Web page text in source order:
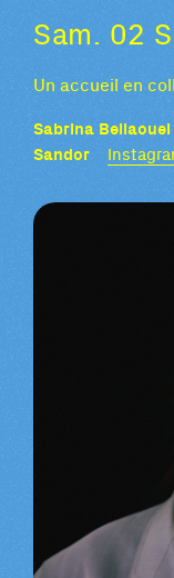
Sam. 02
Un accueil en
Sabrina
Sandor